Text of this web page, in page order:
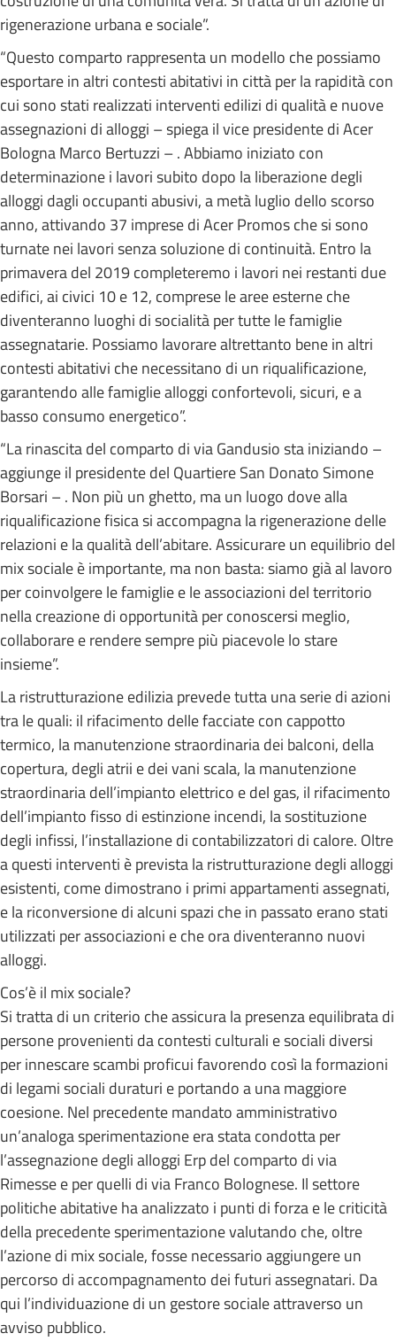
rigenerazione urbana e sociale”.
“Questo comparto rappresenta un modello che possiamo
esportare in altri contesti abitativi in città per la rapidità con
cui sono stati realizzati interventi edilizi di qualità e nuove
assegnazioni di alloggi – spiega il vice presidente di Acer
Bologna Marco Bertuzzi – . Abbiamo iniziato con
determinazione i lavori subito dopo la liberazione degli
alloggi dagli occupanti abusivi, a metà luglio dello scorso
anno, attivando 37 imprese di Acer Promos che si sono
turnate nei lavori senza soluzione di continuità. Entro la
primavera del 2019 completeremo i lavori nei restanti due
edifici, ai civici 10 e 12, comprese le aree esterne che
diventeranno luoghi di socialità per tutte le famiglie
assegnatarie. Possiamo lavorare altrettanto bene in altri
contesti abitativi che necessitano di un riqualificazione,
garantendo alle famiglie alloggi confortevoli, sicuri, e a
basso consumo energetico”.
“La rinascita del comparto di via Gandusio sta iniziando –
aggiunge il presidente del Quartiere San Donato Simone
Borsari – . Non più un ghetto, ma un luogo dove alla
riqualificazione fisica si accompagna la rigenerazione delle
relazioni e la qualità dell’abitare. Assicurare un equilibrio del
mix sociale è importante, ma non basta: siamo già al lavoro
per coinvolgere le famiglie e le associazioni del territorio
nella creazione di opportunità per conoscersi meglio,
collaborare e rendere sempre più piacevole lo stare
insieme”.
La ristrutturazione edilizia prevede tutta una serie di azioni
tra le quali: il rifacimento delle facciate con cappotto
termico, la manutenzione straordinaria dei balconi, della
copertura, degli atrii e dei vani scala, la manutenzione
straordinaria dell’impianto elettrico e del gas, il rifacimento
dell’impianto fisso di estinzione incendi, la sostituzione
degli infissi, l’installazione di contabilizzatori di calore. Oltre
a questi interventi è prevista la ristrutturazione degli alloggi
esistenti, come dimostrano i primi appartamenti assegnati,
e la riconversione di alcuni spazi che in passato erano stati
utilizzati per associazioni e che ora diventeranno nuovi
alloggi.
Cos’è il mix sociale?
Si tratta di un criterio che assicura la presenza equilibrata di
persone provenienti da contesti culturali e sociali diversi
per innescare scambi proficui favorendo così la formazioni
di legami sociali duraturi e portando a una maggiore
coesione. Nel precedente mandato amministrativo
un’analoga sperimentazione era stata condotta per
l’assegnazione degli alloggi Erp del comparto di via
Rimesse e per quelli di via Franco Bolognese. Il settore
politiche abitative ha analizzato i punti di forza e le criticità
della precedente sperimentazione valutando che, oltre
l’azione di mix sociale, fosse necessario aggiungere un
percorso di accompagnamento dei futuri assegnatari. Da
qui l’individuazione di un gestore sociale attraverso un
avviso pubblico.